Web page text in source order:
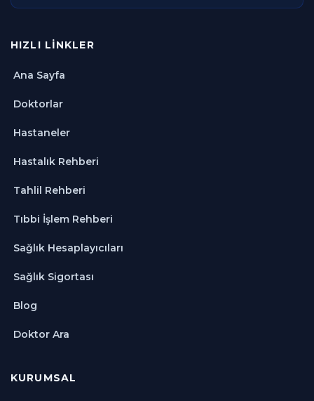
HIZLI LINKLER
Ana Sayfa
Doktorlar
Hastaneler
Hastalık Rehberi
Tahlil Rehberi
Tıbbi İşlem Rehberi
Sağlık Hesaplayıcıları
Sağlık Sigortası
Blog
Doktor Ara
KURUMSAL